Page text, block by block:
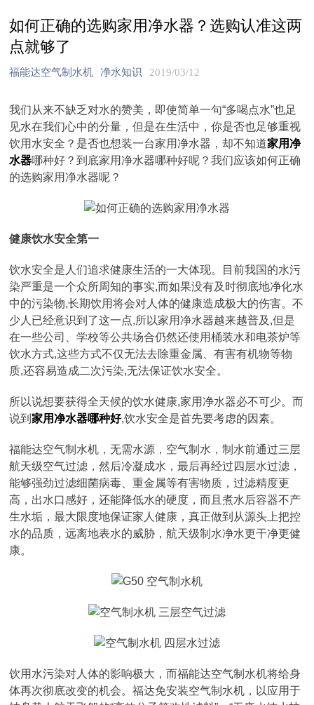
如何正确的选购家用净水器？选购认准这两
点就够了
福能达空气制水机 净水知识 2019/03/12
我们从来不缺乏对水的赞美，即使简单一句“多喝点水”也足
见水在我们心中的分量，但是在生活中，你是否也足够重视
饮用水安全？是否也想装一台家用净水器，却不知道家用净
水器哪种好？到底家用净水器哪种好呢？我们应该如何正确
的选购家用净水器呢？
健康饮水安全第一
饮水安全是人们追求健康生活的一大体现。目前我国的水污
染严重是一个众所周知的事实,而如果没有及时彻底地净化水
中的污染物,长期饮用将会对人体的健康造成极大的伤害。不
少人已经意识到了这一点,所以家用净水器越来越普及,但是
在一些公司、学校等公共场合仍然还使用桶装水和电茶炉等
饮水方式,这些方式不仅无法去除重金属、有害有机物等物
质,还容易造成二次污染,无法保证饮水安全。
所以说想要获得全天候的饮水健康,家用净水器必不可少。而
说到家用净水器哪种好,饮水安全是首先要考虑的因素。
福能达空气制水机，无需水源，空气制水，制水前通过三层
航天级空气过滤，然后冷凝成水，最后再经过四层水过滤，
能够强劲过滤细菌病毒、重金属等有害物质，过滤精度更
高，出水口感好，还能降低水的硬度，而且煮水后容器不产
生水垢，最大限度地保证家人健康，真正做到从源头上把控
水的品质，远离地表水的威胁，航天级制水净水更干净更健
康。
饮用水污染对人体的影响极大，而福能达空气制水机将给身
体再次彻底改变的机会。福达免安装空气制水机，以应用于